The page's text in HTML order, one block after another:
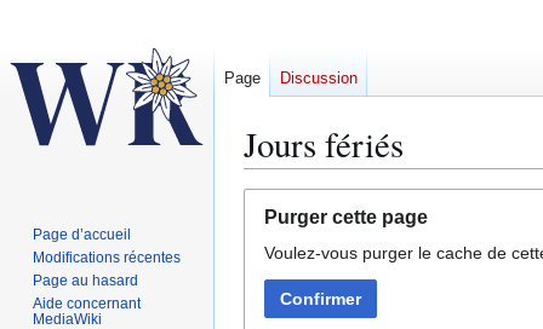
Jours fériés
navigation
recherche
Purger cette page
Voulez-vous purger le cache de
Confirmer
Page Discussion
Page d’accueil
Modifications récentes
Page au hasard
Aide concernant
MediaWiki